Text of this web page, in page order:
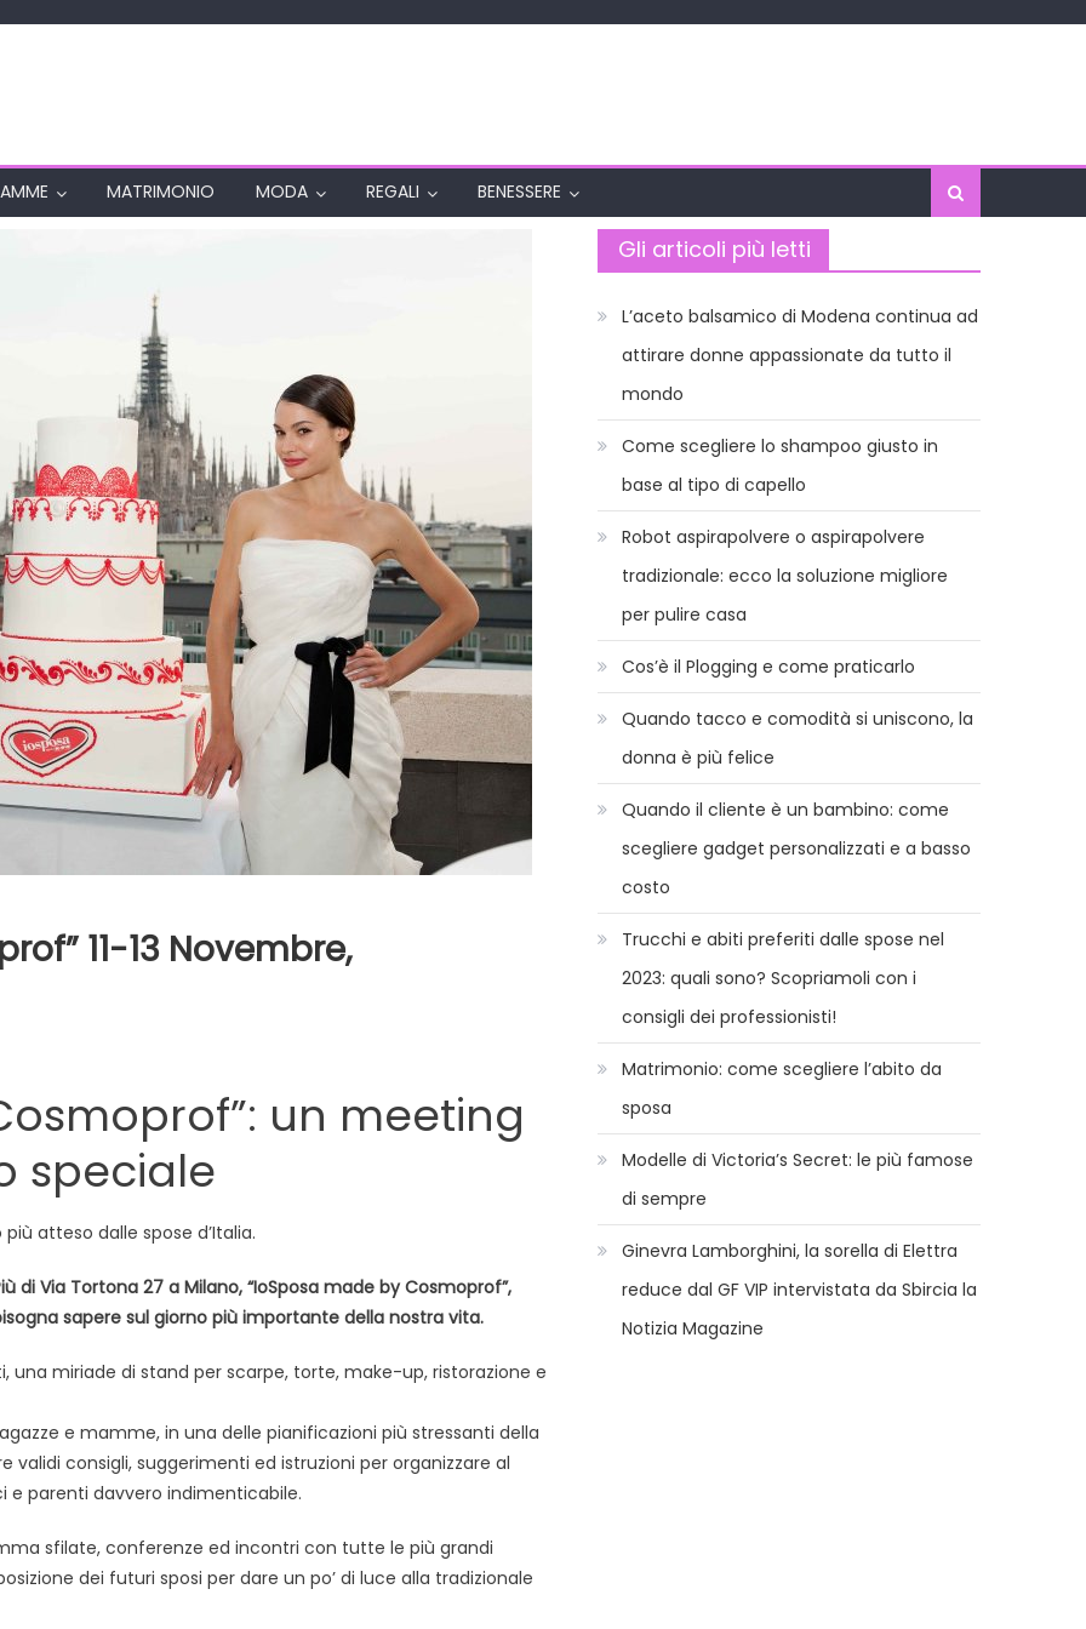
MATRIMONIO MODA REGALI BENESSERE
11-13 Novembre,
un meeting
speciale
atteso dalle spose d’Italia.
di Via Tortona 27 a Milano, “IoSposa made by Cosmoprof”,
sapere sul giorno più importante della nostra vita.
una miriade di stand per scarpe, torte, make-up, ristorazione e
e mamme, in una delle pianificazioni più stressanti della
validi consigli, suggerimenti ed istruzioni per organizzare al
e parenti davvero indimenticabile.
sfilate, conferenze ed incontri con tutte le più grandi
dei futuri sposi per dare un po’ di luce alla tradizionale
Gli articoli più letti
L’aceto balsamico di Modena continua ad
attirare donne appassionate da tutto il
mondo
Come scegliere lo shampoo giusto in
base al tipo di capello
Robot aspirapolvere o aspirapolvere
tradizionale: ecco la soluzione migliore
per pulire casa
Cos’è il Plogging e come praticarlo
Quando tacco e comodità si uniscono, la
donna è più felice
Quando il cliente è un bambino: come
scegliere gadget personalizzati e a basso
costo
Trucchi e abiti preferiti dalle spose nel
2023: quali sono? Scopriamoli con i
consigli dei professionisti!
Matrimonio: come scegliere l’abito da
sposa
Modelle di Victoria’s Secret: le più famose
di sempre
Ginevra Lamborghini, la sorella di Elettra
reduce dal GF VIP intervistata da Sbircia la
Notizia Magazine